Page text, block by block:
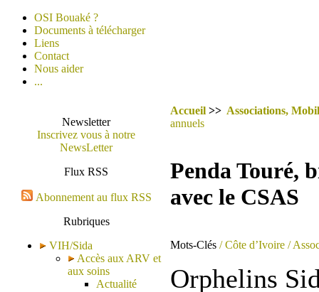
OSI Bouaké ?
Documents à télécharger
Liens
Contact
Nous aider
...
Newsletter
Inscrivez vous à notre
NewsLetter
Flux RSS
Abonnement au flux RSS
Rubriques
VIH/Sida
Accès aux ARV et
aux soins
Actualité
Accueil >> Associations,
annuels
Penda Touré,
avec le CSAS
Mots-Clés / Côte d’Ivoire /
Orphelins